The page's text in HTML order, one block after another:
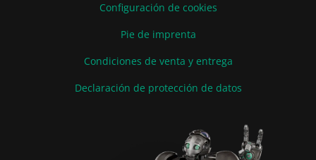
Configuración de cookies
Pie de imprenta
Condiciones de venta y entrega
Declaración de protección de datos